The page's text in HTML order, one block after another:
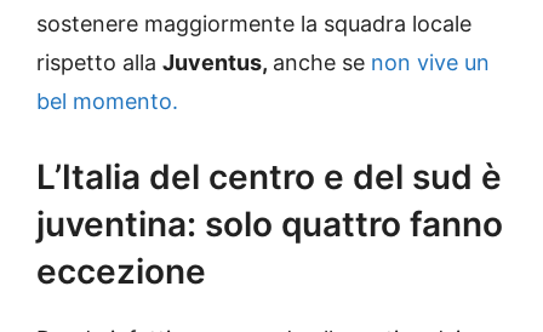
sostenere maggiormente la squadra locale
rispetto alla Juventus, anche se non vive un
bel momento.
L’Italia del centro e del sud è
juventina: solo quattro fanno
eccezione